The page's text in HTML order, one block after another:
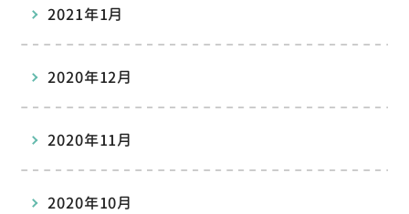
2021年1月
2020年12月
2020年11月
2020年10月